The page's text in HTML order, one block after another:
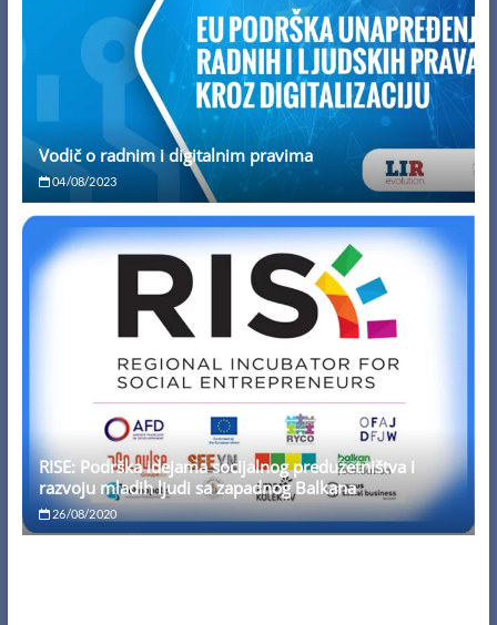
Vodič o radnim i digitalnim pravima
04/08/2023
RISE: Podrška idejama socijalnog preduzetništva i
razvoju mladih ljudi sa zapadnog Balkana
26/08/2020